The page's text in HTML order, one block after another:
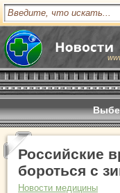
Российские
бороться с
Новости медицины